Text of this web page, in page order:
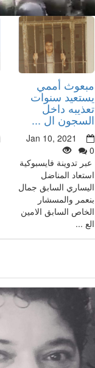
مبعوث أممي
يستعيد سنوات
تعذيبه داخل
السجون ال ...
Jan 10, 2021
0
عبر تدوينة فايسبوكية
استعاد المناضل
اليساري السابق جمال
بنعمر والمسشار
الخاص السابق الامين
الع ...